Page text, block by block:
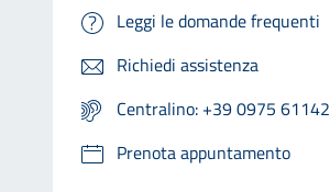
Leggi le domande frequenti
Richiedi assistenza
Centralino: +39 0975 61142
Prenota appuntamento